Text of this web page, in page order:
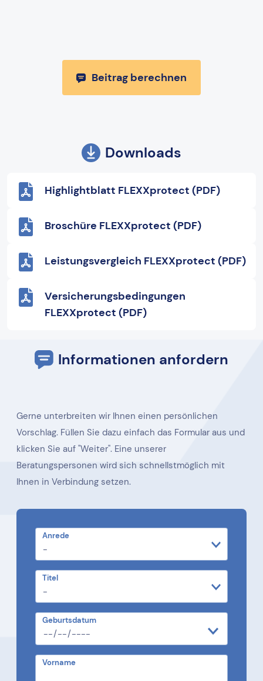
Beitrag berechnen
Downloads
Highlightblatt FLEXXprotect (PDF)
Broschüre FLEXXprotect (PDF)
Leistungsvergleich FLEXXprotect (PDF)
Versicherungsbedingungen
FLEXXprotect (PDF)
Informationen anfordern
Gerne unterbreiten wir Ihnen einen persönlichen
Vorschlag. Füllen Sie dazu einfach das Formular aus und
klicken Sie auf "Weiter". Eine unserer
Beratungspersonen wird sich schnellstmöglich mit
Ihnen in Verbindung setzen.
Anrede
Titel
Geburtsdatum
Vorname